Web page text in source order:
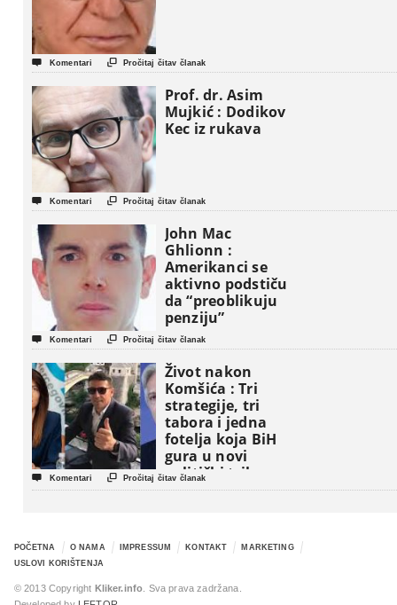
 Komentari  Pročitaj čitav članak
Prof. dr. Asim
Mujkić : Dodikov
Kec iz rukava
 Komentari  Pročitaj čitav članak
John Mac
Ghlionn :
Amerikanci se
aktivno podstiču
da “preoblikuju
penziju”
 Komentari  Pročitaj čitav članak
Život nakon
Komšića : Tri
strategije, tri
tabora i jedna
fotelja koja BiH
gura u novi
politički triler
 Komentari  Pročitaj čitav članak
POČETNA O NAMA IMPRESSUM KONTAKT
MARKETING
USLOVI KORIŠTENJA
© 2013 Copyright Kliker.info . Sva prava zadržana.